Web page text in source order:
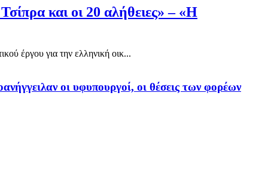
και οι 20 αλήθειες» – «Η
έργου για την ελληνική οικ...
οι υφυπουργοί, οι θέσεις των φορέων